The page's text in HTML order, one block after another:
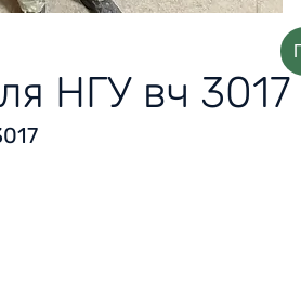
НГУ вч 3017